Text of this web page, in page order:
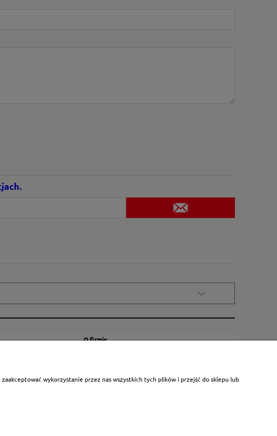
O firmie
Blog
wykorzystanie przez nas wszystkich tych plików i przejść do sklepu lub